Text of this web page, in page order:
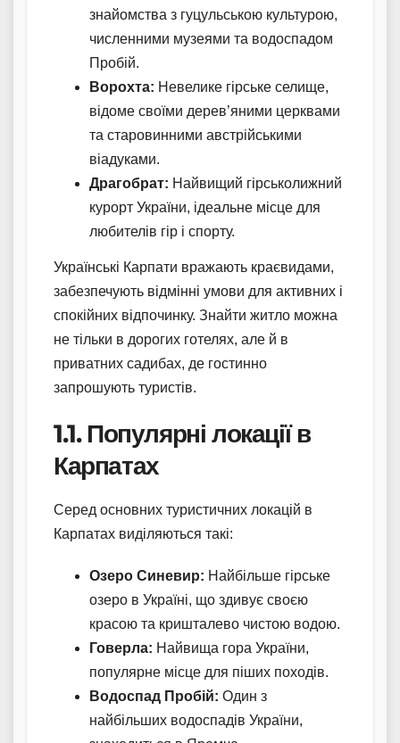
знайомства з гуцульською культурою,
численними музеями та водоспадом
Пробій.
Ворохта: Невелике гірське селище,
відоме своїми дерев’яними церквами
та старовинними австрійськими
віадуками.
Драгобрат: Найвищий гірськолижний
курорт України, ідеальне місце для
любителів гір і спорту.
Українські Карпати вражають краєвидами,
забезпечують відмінні умови для активних і
спокійних відпочинку. Знайти житло можна
не тільки в дорогих готелях, але й в
приватних садибах, де гостинно
запрошують туристів.
1.1. Популярні локації в
Карпатах
Серед основних туристичних локацій в
Карпатах виділяються такі:
Озеро Синевир: Найбільше гірське
озеро в Україні, що здивує своєю
красою та кришталево чистою водою.
Говерла: Найвища гора України,
популярне місце для піших походів.
Водоспад Пробій: Один з
найбільших водоспадів України,